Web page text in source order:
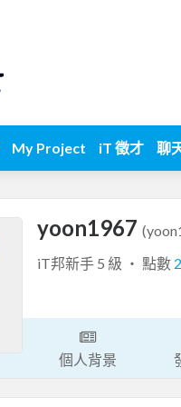
My Project iT 徵才 聊
yoon1967
iT邦新手 5 級 ‧ 點數
個人背景